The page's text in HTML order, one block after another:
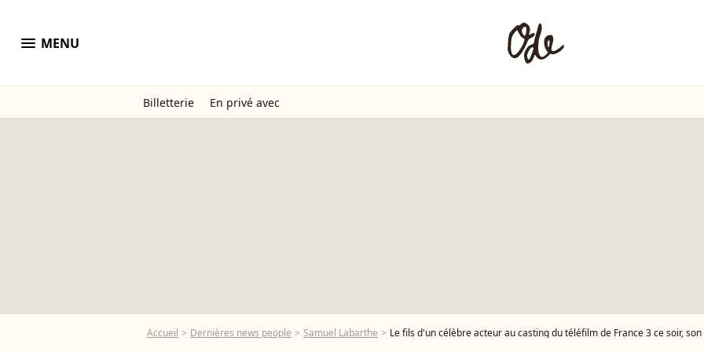
menu MENU
Billetterie En privé avec
Accueil Dernières news people Samuel Labarthe Le fils d'un célèbre acteur au casting du téléfilm de France 3 ce soir,